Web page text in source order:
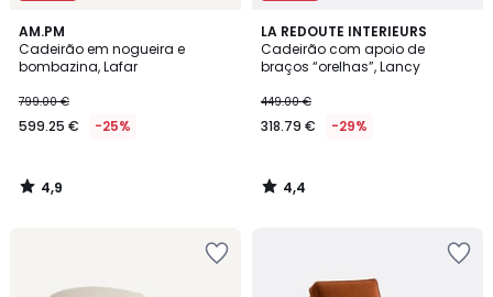
AM.PM
Cadeirão em nogueira e
bombazina, Lafar
799.00 €
599.25 € -25%
4,9
/ 5
4,9
/
LA REDOUTE INTERIEURS
Cadeirão com apoio de
braços “orelhas”, Lancy
449.00 €
318.79 € -29%
4,4
/ 5
4,4
/